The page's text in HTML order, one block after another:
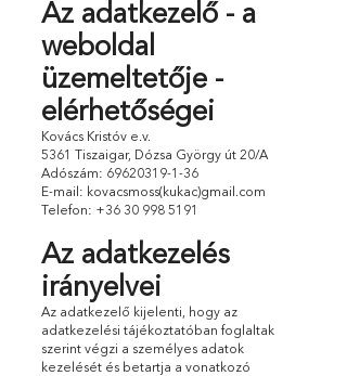
Az adatkezelő - a
weboldal
üzemeltetője -
elérhetőségei
Kovács Kristóv e.v.
5361 Tiszaigar, Dózsa György út 20/A
Adószám: 69620319-1-36
E-mail: kovacsmoss(kukac)gmail.com
Telefon: +36 30 998 5191
Az adatkezelés
irányelvei
Az adatkezelő kijelenti, hogy az
adatkezelési tájékoztatóban foglaltak
szerint végzi a személyes adatok
kezelését és betartja a vonatkozó